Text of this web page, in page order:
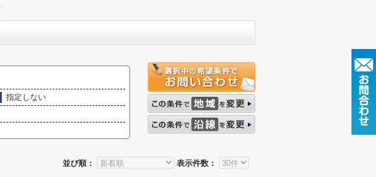
指定しない
並び順： 表示件数：